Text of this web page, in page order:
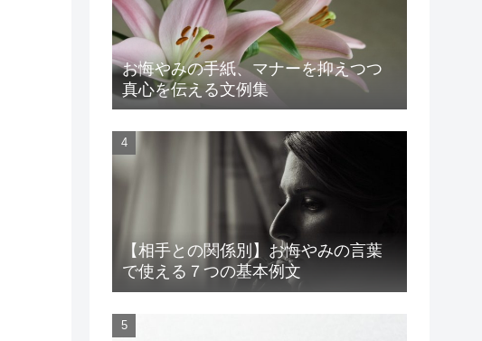
お悔やみの手紙、マナーを抑えつつ
真心を伝える文例集
【相手との関係別】お悔やみの言葉
で使える７つの基本例文